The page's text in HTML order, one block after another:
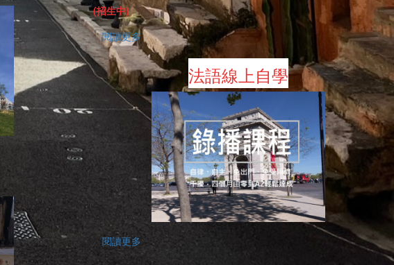
(招生中)
閱讀更多
法語線上自學
閱讀更多